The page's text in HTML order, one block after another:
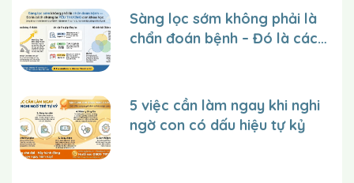
cho câu trả lời của trẻ và càng về sau càng
giảm gợi ý cho trẻ. Cuối cùng chỉ khen thưởng
những câu trả lời đúng của trẻ mà không cần
gợi ý .
Điều kiện trước tiên: Trẻ nhận biết được người
thân, các hành động, sự sở hữu, giới tính cũng như
tỏa giá trị đến nhiều người
hơn?
Sàng lọc sớm không phải là
chẩn đoán bệnh – Đó là cách
5 việc cần làm ngay khi nghi
ngờ con có dấu hiệu tự kỷ